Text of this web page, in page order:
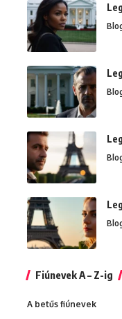
Fiúnevek A – Z-ig
A betűs fiúnevek